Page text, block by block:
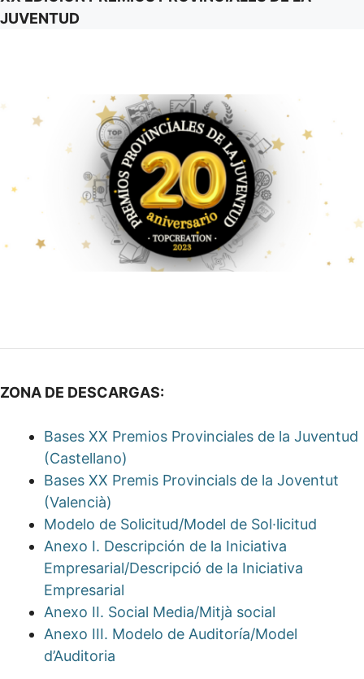
JUVENTUD
ZONA DE DESCARGAS:
Bases XX Premios Provinciales de la Juventud
(Castellano)
Bases XX Premis Provincials de la Joventut
(Valencià)
Modelo de Solicitud/Model de Sol·licitud
Anexo I. Descripción de la Iniciativa
Empresarial/Descripció de la Iniciativa
Empresarial
Anexo II. Social Media/Mitjà social
Anexo III. Modelo de Auditoría/Model
d’Auditoria